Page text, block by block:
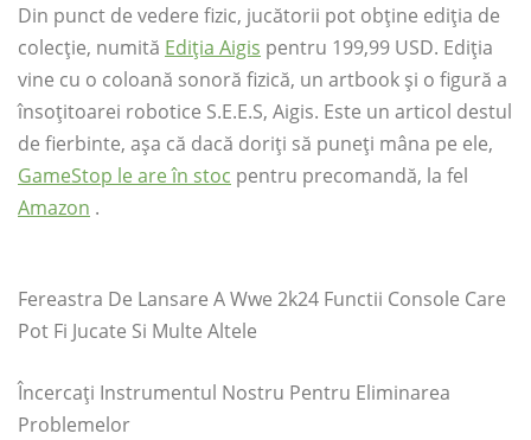
Din punct de vedere fizic, jucătorii pot obține ediția de
colecție, numită Ediția Aigis pentru 199,99 USD. Ediția
vine cu o coloană sonoră fizică, un artbook și o figură a
însoțitoarei robotice S.E.E.S, Aigis. Este un articol destul
de fierbinte, așa că dacă doriți să puneți mâna pe ele,
GameStop le are în stoc pentru precomandă, la fel
Amazon .
Fereastra De Lansare A Wwe 2k24 Functii Console Care
Pot Fi Jucate Si Multe Altele
Încercați Instrumentul Nostru Pentru Eliminarea
Problemelor